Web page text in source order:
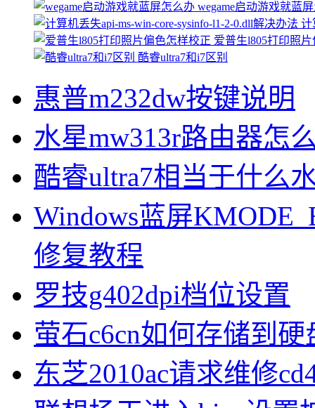
wegame启动游戏就蓝
计
爱普生l805打印照
酷睿ultra7和i7区别
惠普m232dw按键说明
水星mw313r路由器怎
酷睿ultra7相当于什么
Windows蓝屏
修复教程
罗技g402dpi档位设置
萤石c6cn如何存储到硬
东芝2010ac请求维修